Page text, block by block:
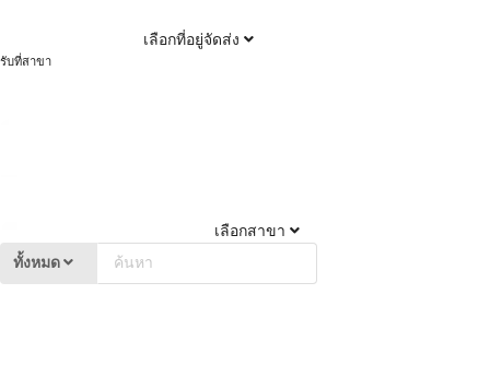
เลือกที่อยู่จัดส่ง
รับที่สาขา
เลือกสาขา
ทั้งหมด